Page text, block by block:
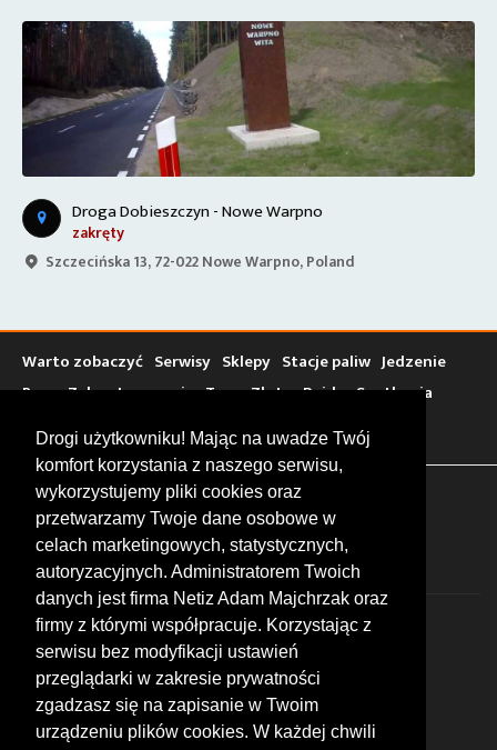
Drogi użytkowniku! Mając na uwadze Twój
komfort korzystania z naszego serwisu,
wykorzystujemy pliki cookies oraz
przetwarzamy Twoje dane osobowe w
celach marketingowych, statystycznych,
autoryzacyjnych. Administratorem Twoich
danych jest firma Netiz Adam Majchrzak oraz
firmy z którymi współpracuje. Korzystając z
serwisu bez modyfikacji ustawień
przeglądarki w zakresie prywatności
zgadzasz się na zapisanie w Twoim
urządzeniu plików cookies. W każdej chwili
Droga Dobieszczyn - Nowe Warpno
zakręty
Szczecińska 13, 72-022 Nowe Warpno, Poland
Warto zobaczyć Serwisy Sklepy Stacje paliw Jedzenie
Bary Zakwaterowanie Tory Zloty Rajdy Spotkania
Targi
Giełdy Szkolenia
FOLLOW US
© 2026 by MotoWhizzer.com
All rights reserved.